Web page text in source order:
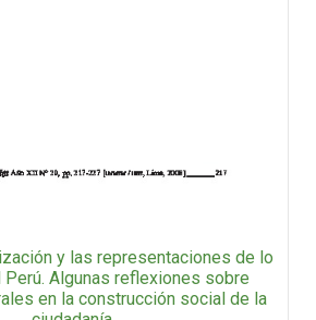
y las representaciones de lo
Perú. Algunas reflexiones sobre
en la construcción social de la